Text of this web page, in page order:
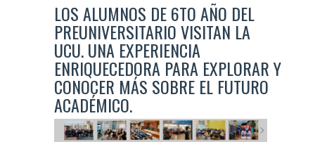
LOS ALUMNOS DE 6TO AÑO DEL
PREUNIVERSITARIO VISITAN LA
UCU. UNA EXPERIENCIA
ENRIQUECEDORA PARA EXPLORAR Y
CONOCER MÁS SOBRE EL FUTURO
ACADÉMICO.